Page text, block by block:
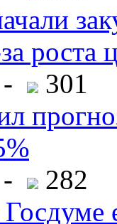
роста
301
282